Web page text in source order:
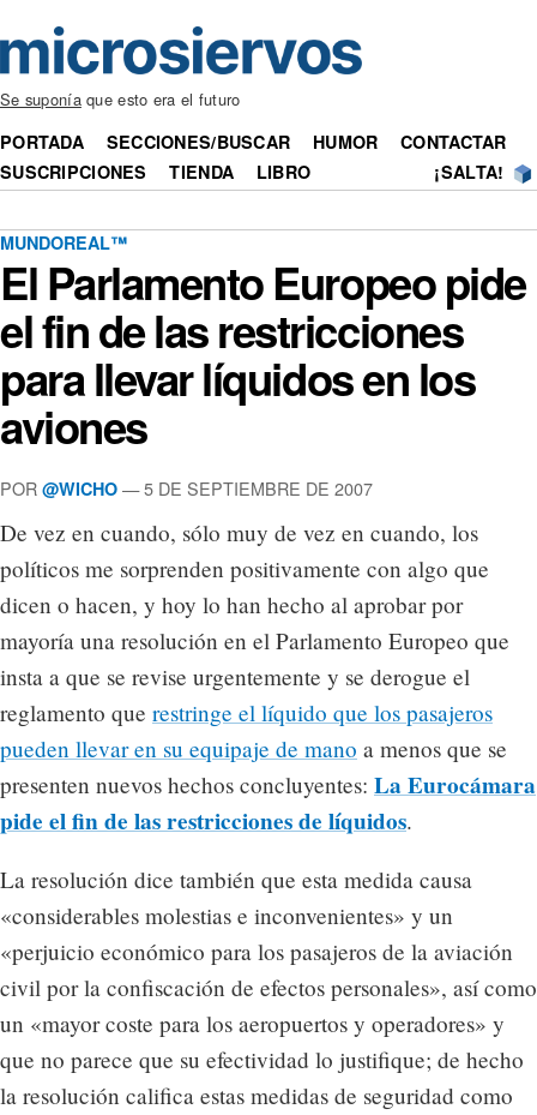
Se suponíaque esto era el futuro
PORTADA SECCIONES/BUSCAR HUMOR
CONTACTAR
SUSCRIPCIONES
TIENDA LIBRO ¡SALTA!
MUNDOREAL™
El Parlamento Europeo pide
el fin de las restricciones
para llevar líquidos en los
aviones
POR @WICHO — 5 DE SEPTIEMBRE DE 2007
De vez en cuando, sólo muy de vez en cuando, los
políticos me sorprenden positivamente con algo que
dicen o hacen, y hoy lo han hecho al aprobar por
mayoría una resolución en el Parlamento Europeo que
insta a que se revise urgentemente y se derogue el
reglamento que restringe el líquido que los pasajeros
pueden llevar en su equipaje de mano a menos que se
presenten nuevos hechos concluyentes: La Eurocámara
pide el fin de las restricciones de líquidos.
La resolución dice también que esta medida causa
«considerables molestias e inconvenientes» y un
«perjuicio económico para los pasajeros de la aviación
civil por la confiscación de efectos personales», así como
un «mayor coste para los aeropuertos y operadores» y
que no parece que su efectividad lo justifique; de hecho
la resolución califica estas medidas de seguridad como